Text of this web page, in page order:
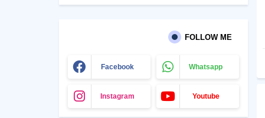
FOLLOW ME
Facebook Whatsapp
Instagram Youtube